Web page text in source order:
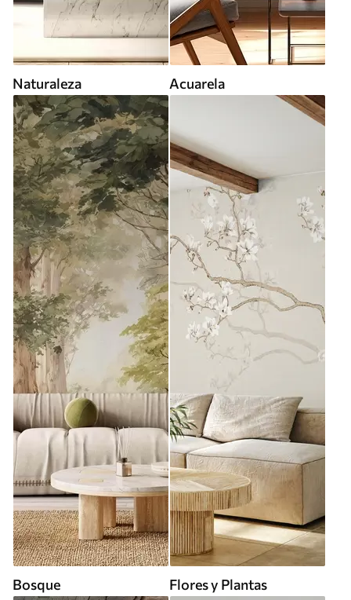
Naturaleza Acuarela
Bosque Flores y Plantas